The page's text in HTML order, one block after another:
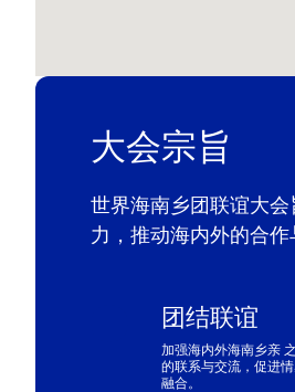
大会宗旨
世界海南乡团联谊大
力，推动海内外的合作
团结联谊
加强海内外海南乡亲
的联系与交流，促进
融合。